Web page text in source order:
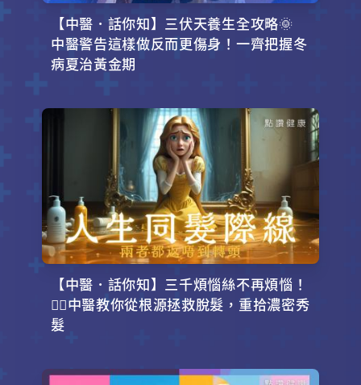
【中醫．話你知】三伏天養生全攻略🌞
中醫警告這樣做反而更傷身！一齊把握冬
病夏治黃金期
【中醫．話你知】三千煩惱絲不再煩惱！
💇‍♂️中醫教你從根源拯救脫髮，重拾濃密秀
髮